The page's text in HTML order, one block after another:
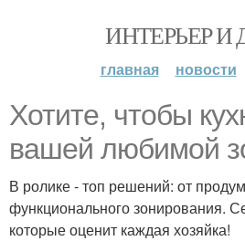
ИНТЕРЬЕР И
главная новости
Хотите, чтобы
вашей любимой
В ролике - топ решений: от
функционального зонирования.
которые оценит каждая хозяйка!